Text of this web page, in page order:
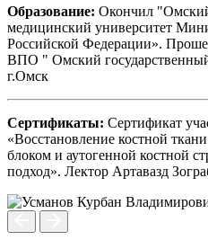
Образование: Окончил
медицинский университет
Российской Федерации».
ВПО " Омский
г.Омск
Сертификаты: Сертификат
«Восстановление костной
блоком и аутогенной костной
подход». Лектор Артавазд